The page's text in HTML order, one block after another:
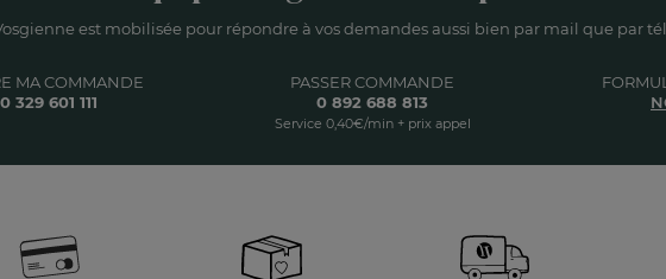
est mobilisée pour répondre à vos demandes aussi bien par mail que par
MA COMMANDE
0 329 601 111
PASSER COMMANDE
0 892 688 813
Service 0,40€/min + prix appel